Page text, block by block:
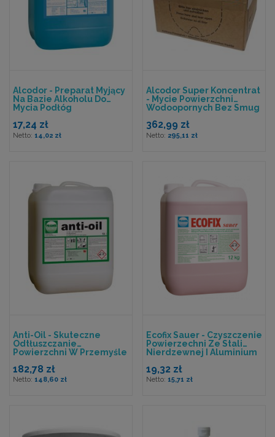
Alcodor - Preparat Myjący
Na Bazie Alkoholu Do
Mycia Podłóg
17,24 zł
14,02 zł
Alcodor Super Koncentrat
- Mycie Powierzchni
Wodoopornych Bez Smug
362,99 zł
295,11 zł
Anti-Oil - Skuteczne
Odtłuszczanie
Powierzchni W Przemyśle
182,78 zł
148,60 zł
Ecofix Sauer - Czyszczenie
Powierzechni Ze Stali
Nierdzewnej I Aluminium
19,32 zł
15,71 zł